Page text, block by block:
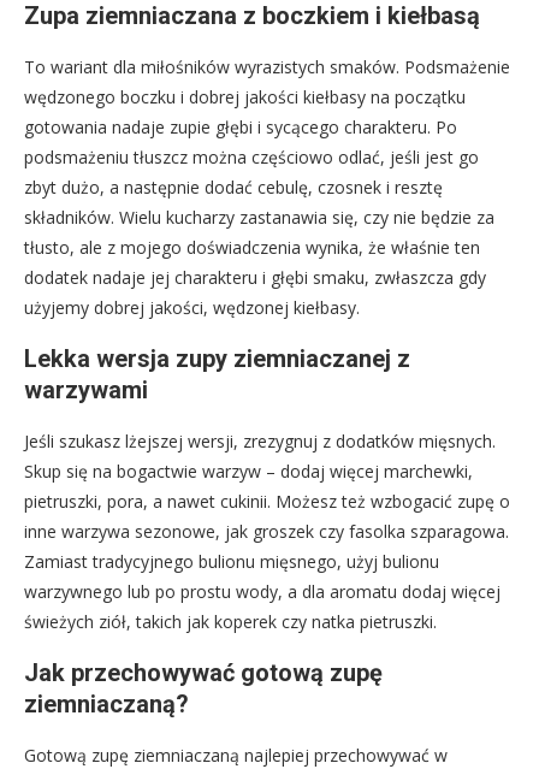
Zupa ziemniaczana z boczkiem i kiełbasą
To wariant dla miłośników wyrazistych smaków. Podsmażenie
wędzonego boczku i dobrej jakości kiełbasy na początku
gotowania nadaje zupie głębi i sycącego charakteru. Po
podsmażeniu tłuszcz można częściowo odlać, jeśli jest go
zbyt dużo, a następnie dodać cebulę, czosnek i resztę
składników. Wielu kucharzy zastanawia się, czy nie będzie za
tłusto, ale z mojego doświadczenia wynika, że właśnie ten
dodatek nadaje jej charakteru i głębi smaku, zwłaszcza gdy
użyjemy dobrej jakości, wędzonej kiełbasy.
Lekka wersja zupy ziemniaczanej z
warzywami
Jeśli szukasz lżejszej wersji, zrezygnuj z dodatków mięsnych.
Skup się na bogactwie warzyw – dodaj więcej marchewki,
pietruszki, pora, a nawet cukinii. Możesz też wzbogacić zupę o
inne warzywa sezonowe, jak groszek czy fasolka szparagowa.
Zamiast tradycyjnego bulionu mięsnego, użyj bulionu
warzywnego lub po prostu wody, a dla aromatu dodaj więcej
świeżych ziół, takich jak koperek czy natka pietruszki.
Jak przechowywać gotową zupę
ziemniaczaną?
Gotową zupę ziemniaczaną najlepiej przechowywać w